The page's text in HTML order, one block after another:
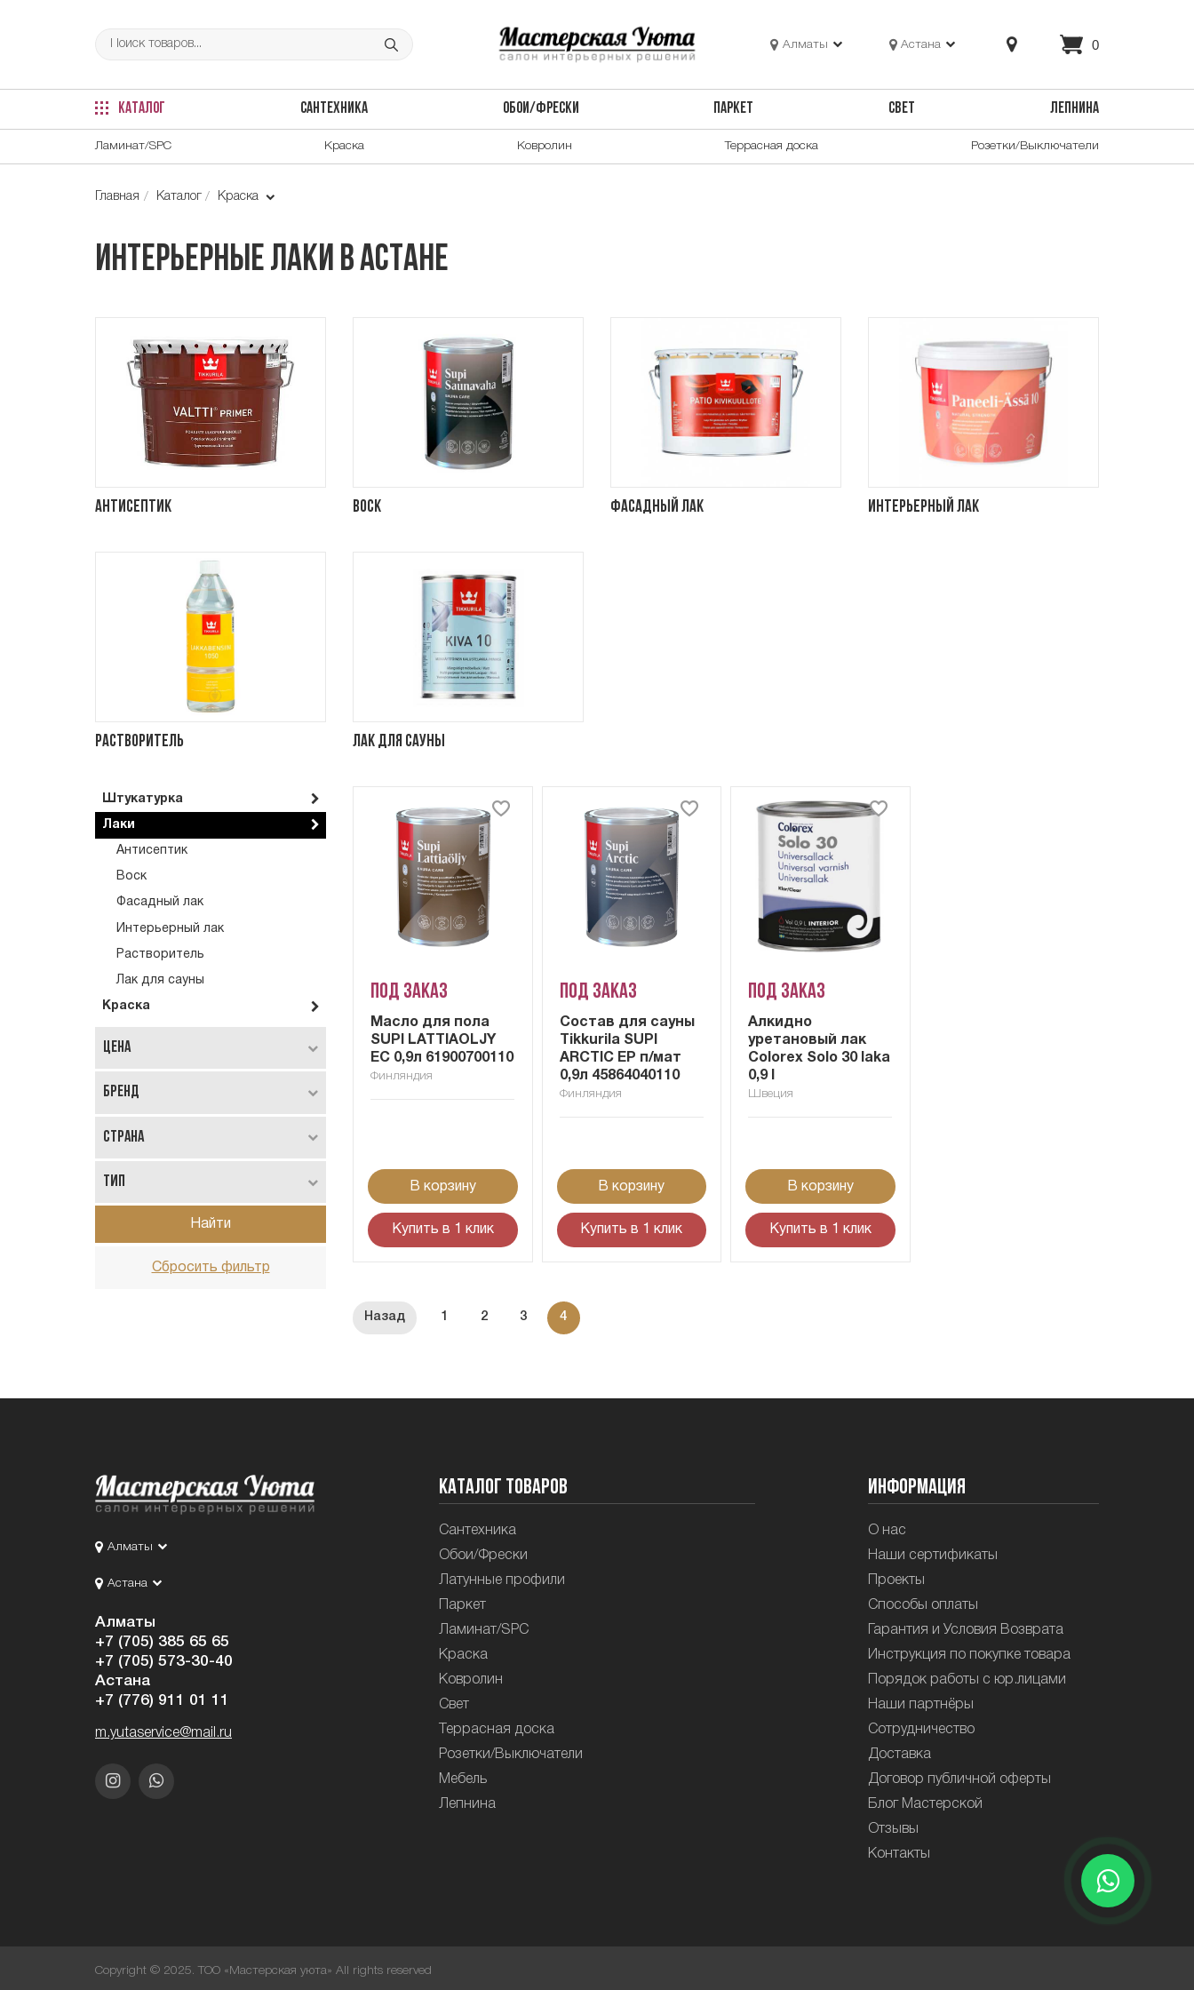
Алматы Астана 0
КАТАЛОГ САНТЕХНИКА ОБОИ/ФРЕСКИ ПАРКЕТ СВЕТ ЛЕПНИНА
Ламинат/SPC Краска Ковролин Террасная доска Розетки/Выключатели
Главная Каталог Краска
Интерьерные лаки в Астане
Антисептик Воск Фасадный лак Интерьерный лак
Растворитель Лак для сауны
Штукатурка
Лаки
Антисептик
Воск
Фасадный лак
Интерьерный лак
Растворитель
Лак для сауны
Краска
Цена
Бренд
Страна
Тип
Найти
Сбросить фильтр
Под заказ
Масло для пола
SUPI LATTIAOLJY
EC 0,9л 61900700110
Финляндия
В корзину
Купить в 1 клик
Под заказ
Состав для сауны
Tikkurila SUPI
ARCTIC EP п/мат
0,9л 45864040110
Финляндия
В корзину
Купить в 1 клик
Под заказ
Алкидно
уретановый лак
Colorex Solo 30 laka
0,9 l
Швеция
В корзину
Купить в 1 клик
1 2 3 4
Алматы
Астана
Алматы
+7 (705) 385 65 65
+7 (705) 573-30-40
Астана
+7 (776) 911 01 11
m.yutaservice@mail.ru
Каталог товаров
Сантехника
Обои/Фрески
Латунные профили
Паркет
Ламинат/SPC
Краска
Ковролин
Свет
Террасная доска
Розетки/Выключатели
Мебель
Лепнина
Информация
О нас
Наши сертификаты
Проекты
Способы оплаты
Гарантия и Условия Возврата
Инструкция по покупке товара
Порядок работы с юр.лицами
Наши партнёры
Сотрудничество
Доставка
Договор публичной оферты
Блог Мастерской
Отзывы
Контакты
Copyright © 2025. ТОО «Мастерская уюта» All rights reserved